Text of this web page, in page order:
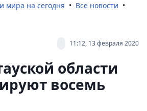
мира на сегодня
Все новости
11:12, 13 февраля 2020
области
восемь